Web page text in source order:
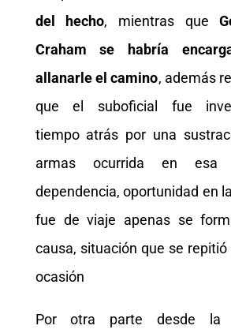
del hecho, mientras que
Craham se habría
allanarle el camino, además
que el suboficial fue
tiempo atrás por una
armas ocurrida en esa
dependencia, oportunidad en
fue de viaje apenas se
causa, situación que se repitió
ocasión
Por otra parte desde la